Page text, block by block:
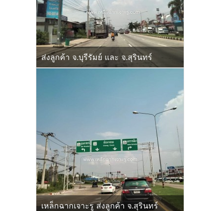
ส่งลูกค้า จ.บุรีรัมย์ และ จ.สุรินทร์
เหล็กฉากเจาะรู ส่งลูกค้า จ.สุรินทร์